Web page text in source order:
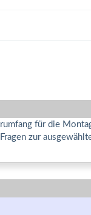
für die
zur